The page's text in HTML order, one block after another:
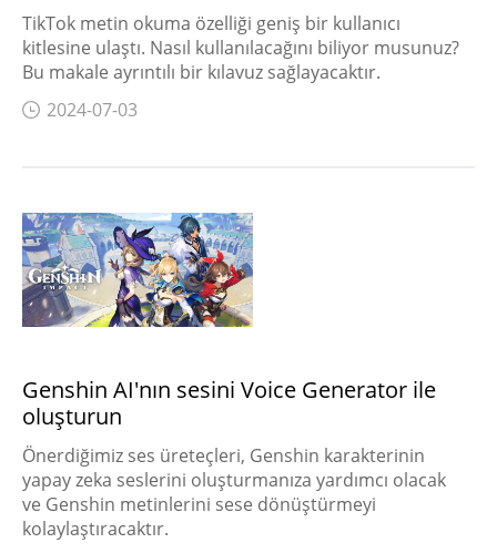
TikTok metin okuma özelliği geniş bir kullanıcı
kitlesine ulaştı. Nasıl kullanılacağını biliyor musunuz?
Bu makale ayrıntılı bir kılavuz sağlayacaktır.
2024-07-03
Genshin AI'nın sesini Voice Generator ile
oluşturun
Önerdiğimiz ses üreteçleri, Genshin karakterinin
yapay zeka seslerini oluşturmanıza yardımcı olacak
ve Genshin metinlerini sese dönüştürmeyi
kolaylaştıracaktır.